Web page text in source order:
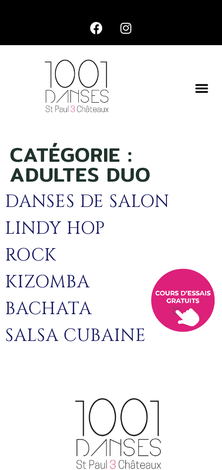
CATÉGORIE :
ADULTES DUO
DANSES DE SALON
LINDY HOP
ROCK
KIZOMBA
BACHATA
SALSA CUBAINE